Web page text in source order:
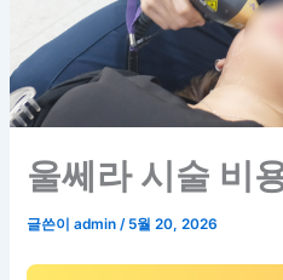
울쎄라 시술 비
글쓴이admin/ 5월 20, 2026